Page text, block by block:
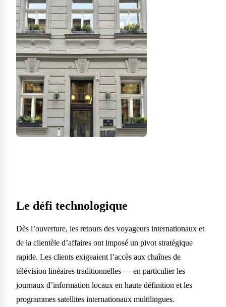
Le défi technologique
Dès l’ouverture, les retours des voyageurs internationaux et
de la clientèle d’affaires ont imposé un pivot stratégique
rapide. Les clients exigeaient l’accès aux chaînes de
télévision linéaires traditionnelles — en particulier les
journaux d’information locaux en haute définition et les
programmes satellites internationaux multilingues.